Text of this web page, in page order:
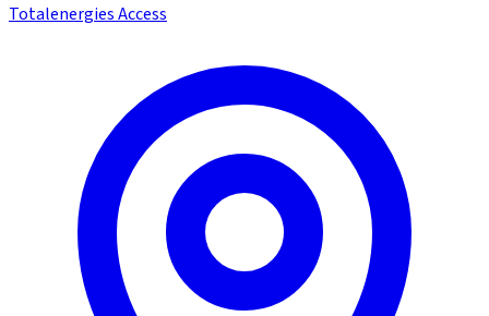
Totalenergies Access